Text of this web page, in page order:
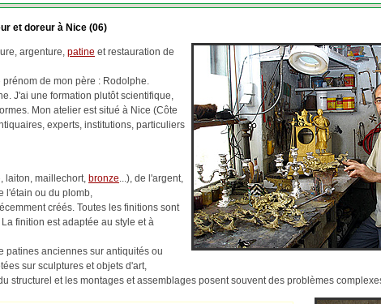
et doreur à Nice (06)
argenture, patine et restauration de
de mon père : Rodolphe.
J'ai une formation plutôt scientifique,
Mon atelier est situé à Nice (Côte
experts, institutions, particuliers
laiton, maillechort, bronze...), de l'argent,
l'étain ou du plomb,
créés. Toutes les finitions sont
finition est adaptée au style et à
patines anciennes sur antiquités ou
sur sculptures et objets d'art,
structurel et les montages et assemblages posent souvent des problèmes